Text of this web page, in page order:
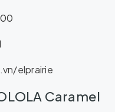
elprairie
Caramel